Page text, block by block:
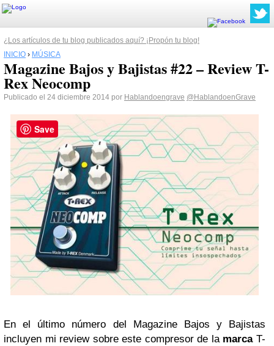
¿Los artículos de tu blog publicados aquí? ¡Propón tu blog!
INICIO › MÚSICA
Magazine Bajos y Bajistas #22 – Review T-
Rex Neocomp
Publicado el 24 diciembre 2014 por Hablandoengrave @HablandoenGrave
En el último número del Magazine Bajos y Bajistas
incluyen mi review sobre este compresor de la marcaT-
Save